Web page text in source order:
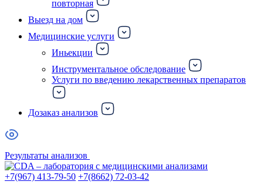
повторная
Выезд на дом
Медицинские услуги
Иньекции
Инструментальное обследование
Услуги по введению лекарственных препаратов
Дозаказ анализов
Результаты анализов
+7(967) 413-79-50 +7(8662) 72-03-42